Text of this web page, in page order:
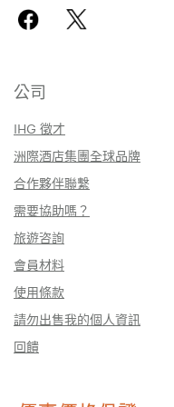
公司
IHG 徵才
洲際酒店集團全球品牌
合作夥伴聯繫
需要協助嗎？
旅遊咨詢
會員材料
使用條款
請勿出售我的個人資訊
回饋